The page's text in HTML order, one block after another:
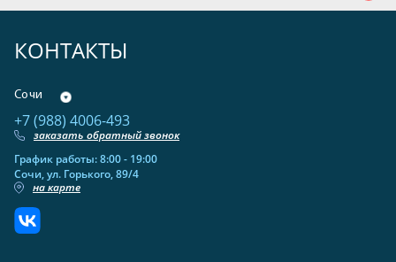
КОНТАКТЫ
Сочи
+7 (988) 4006-493
заказать обратный звонок
График работы: 8:00 - 19:00
Сочи, ул. Горького, 89/4
на карте